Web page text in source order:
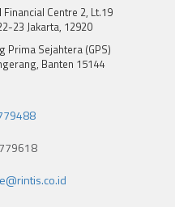
Centre 2, Lt.19
23 Jakarta, 12920
Prima Sejahtera (GPS)
Banten 15144